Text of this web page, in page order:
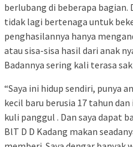
berlubang di beberapa bagian.
tidak lagi bertenaga untuk
penghasilannya hanya
atau sisa-sisa hasil dari anak
Badannya sering kali terasa
“Saya ini hidup sendiri, punya
kecil baru berusia 17 tahun
kuli panggul . Dan saya dapat
BlT D D Kadang makan